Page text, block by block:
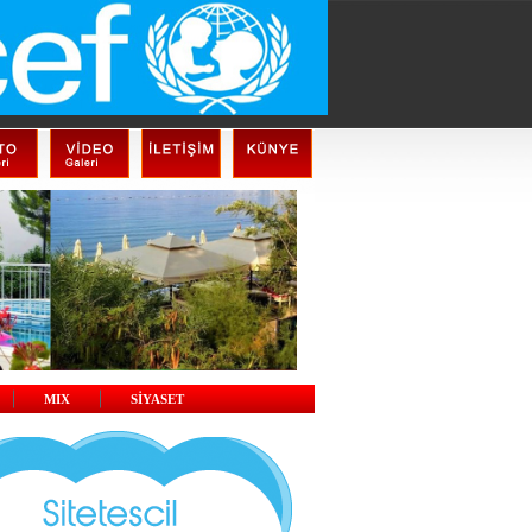
MIX SİYASET